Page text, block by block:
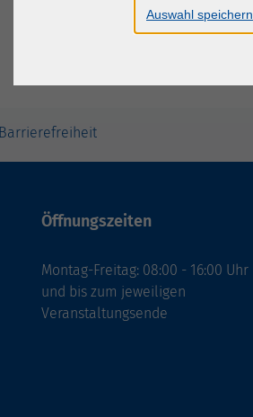
Barrierefreiheit
Öffnungszeiten
Montag-Freitag: 08:00 - 16:00 Uhr
und bis zum jeweiligen
Veranstaltungsende
Auswahl speichern